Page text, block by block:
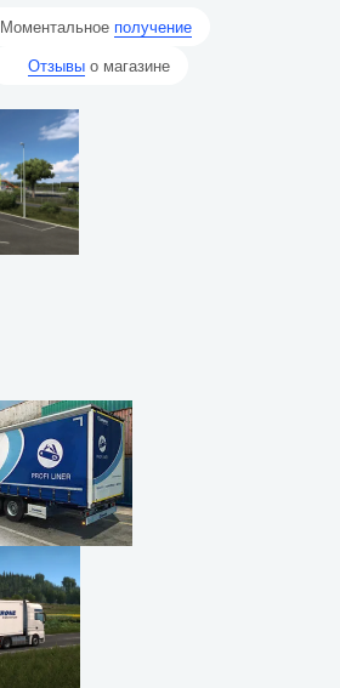
Моментальное получение
Отзывы о магазине